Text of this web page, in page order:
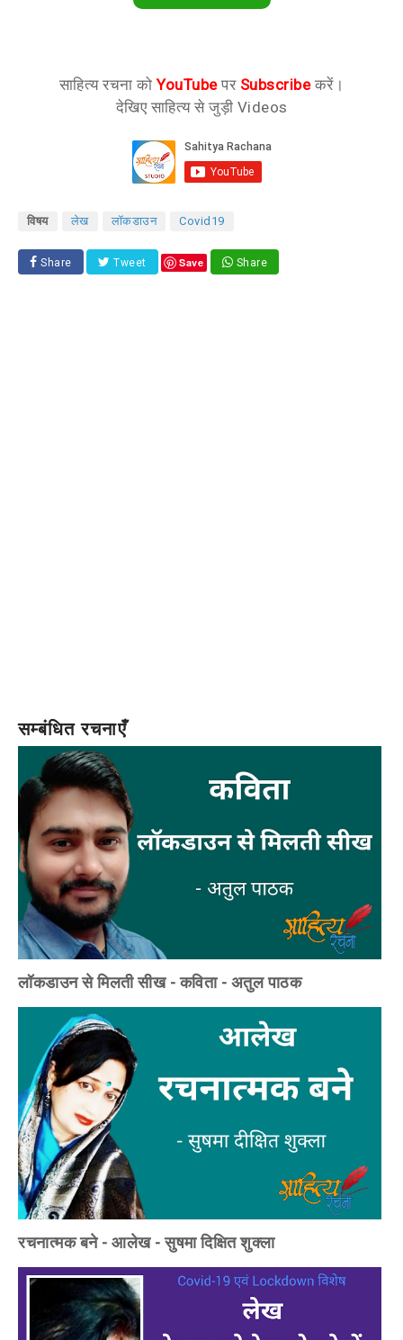
साहित्य रचना कोYouTubeपर Subscribeकरें।
देखिए साहित्य से जुड़ी Videos
विषय लेख लॉकडाउन Covid19
Share Tweet Save Share
सम्बंधित रचनाएँ
लॉकडाउन से मिलती सीख - कविता - अतुल पाठक
रचनात्मक बने - आलेख - सुषमा दिक्षित शुक्ला